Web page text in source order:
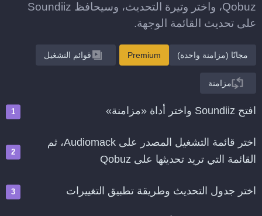
Qobuz، واختر وتيرة التحديث، وسيحافظ Soundiiz
على تحديث القائمة الوجهة.
مجانًا (مزامنة واحدة) Premium قوائم التشغيل
مزامنة
افتح Soundiiz واختر أداة «مزامنة»
اختر قائمة التشغيل المصدر على Audiomack، ثم
القائمة التي تريد تحديثها على Qobuz
اختر جدول التحديث وطريقة تطبيق التغييرات